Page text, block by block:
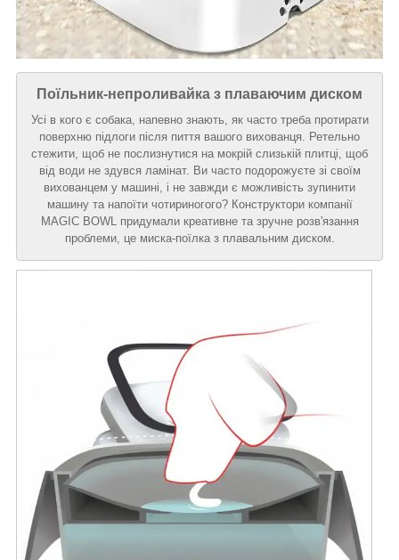
Поїльник-непроливайка з плаваючим диском
Усі в кого є собака, напевно знають, як часто треба протирати
поверхню підлоги після пиття вашого вихованця. Ретельно
стежити, щоб не послизнутися на мокрій слизькій плитці, щоб
від води не здувся ламінат. Ви часто подорожуєте зі своїм
вихованцем у машині, і не завжди є можливість зупинити
машину та напоїти чотириногого? Конструктори компанії
MAGIC BOWL придумали креативне та зручне розв'язання
проблеми, це миска-поїлка з плавальним диском.